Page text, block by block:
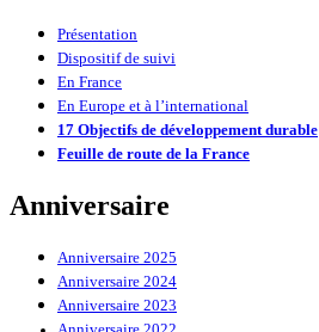
Présentation
Dispositif de suivi
En France
En Europe et à l’international
17 Objectifs de développement durable
Feuille de route de la France
Anniversaire
Anniversaire 2025
Anniversaire 2024
Anniversaire 2023